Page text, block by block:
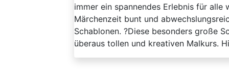
immer ein spannendes Erlebnis für
Märchenzeit bunt und
Schablonen. ?️Diese besonders große
überaus tollen und kreativen Malkurs.